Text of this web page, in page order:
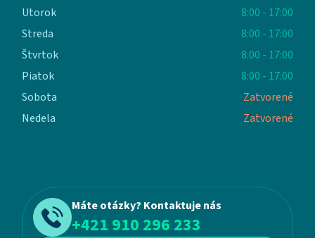
Utorok
8:00 - 17:00
Streda
8:00 - 17:00
Štvrtok
8:00 - 17:00
Piatok
8:00 - 17:00
Sobota
Zatvorené
Nedela
Zatvorené
Máte otázky? Kontaktuje nás
+421 910 296 233